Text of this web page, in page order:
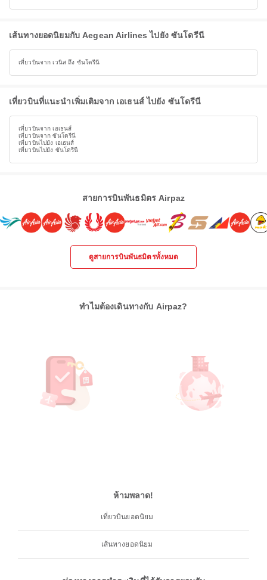
เส้นทางยอดนิยมกับ Aegean Airlines ไปยัง ซันโดรีนี
เที่ยวบินจาก เวนิส ถึง ซันโดรีนี
เที่ยวบินที่แนะนำเพิ่มเติมจาก เอเธนส์ ไปยัง ซันโดรีนี
เที่ยวบินจาก เอเธนส์
เที่ยวบินจาก ซันโดรีนี
เที่ยวบินไปยัง เอเธนส์
เที่ยวบินไปยัง ซันโดรีนี
สายการบินพันธมิตร Airpaz
ดูสายการบินพันธมิตรทั้งหมด
ทำไมต้องเดินทางกับ Airpaz?
ห้ามพลาด!
เที่ยวบินยอดนิยม
เส้นทางยอดนิยม